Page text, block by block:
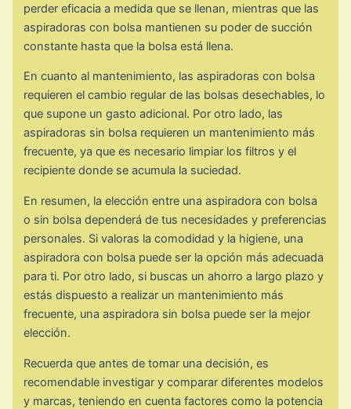
perder eficacia a medida que se llenan, mientras que las
aspiradoras con bolsa mantienen su poder de succión
constante hasta que la bolsa está llena.
En cuanto al mantenimiento, las aspiradoras con bolsa
requieren el cambio regular de las bolsas desechables, lo
que supone un gasto adicional. Por otro lado, las
aspiradoras sin bolsa requieren un mantenimiento más
frecuente, ya que es necesario limpiar los filtros y el
recipiente donde se acumula la suciedad.
En resumen, la elección entre una aspiradora con bolsa
o sin bolsa dependerá de tus necesidades y preferencias
personales. Si valoras la comodidad y la higiene, una
aspiradora con bolsa puede ser la opción más adecuada
para ti. Por otro lado, si buscas un ahorro a largo plazo y
estás dispuesto a realizar un mantenimiento más
frecuente, una aspiradora sin bolsa puede ser la mejor
elección.
Recuerda que antes de tomar una decisión, es
recomendable investigar y comparar diferentes modelos
y marcas, teniendo en cuenta factores como la potencia